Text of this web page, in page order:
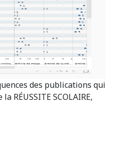
des publications qui
RÉUSSITE SCOLAIRE,